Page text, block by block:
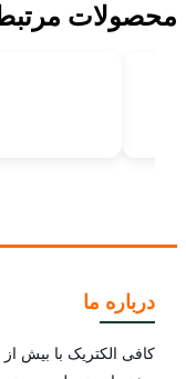
محصولات
درباره ما